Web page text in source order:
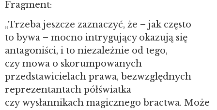
Fragment:
„Trzeba jeszcze zaznaczyć, że – jak często
to bywa – mocno intrygujący okazują się
antagoniści, i to niezależnie od tego,
czy mowa o skorumpowanych
przedstawicielach prawa, bezwzględnych
reprezentantach półświatka
czy wysłannikach magicznego bractwa. Może